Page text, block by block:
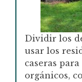
Dividir los
usar los
caseras
orgánicos,